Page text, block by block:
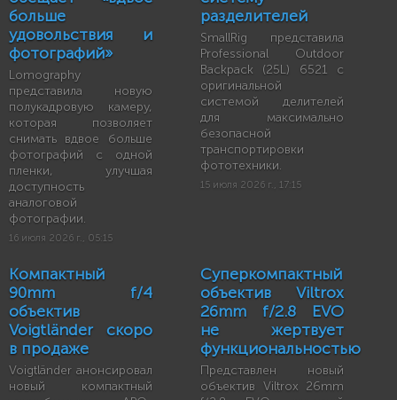
больше
удовольствия и
фотографий»
Lomography
представила новую
полукадровую камеру,
которая позволяет
снимать вдвое больше
фотографий с одной
пленки, улучшая
доступность
аналоговой
фотографии.
16 июля 2026 г., 05:15
разделителей
SmallRig представила
Professional Outdoor
Backpack (25L) 6521 с
оригинальной
системой делителей
для максимально
безопасной
транспортировки
фототехники.
15 июля 2026 г., 17:15
Компактный
90mm f/4
объектив
Voigtländer скоро
в продаже
Voigtländer анонсировал
новый компактный
Суперкомпактный
объектив Viltrox
26mm f/2.8 EVO
не жертвует
функциональностью
Представлен новый
объектив Viltrox 26mm